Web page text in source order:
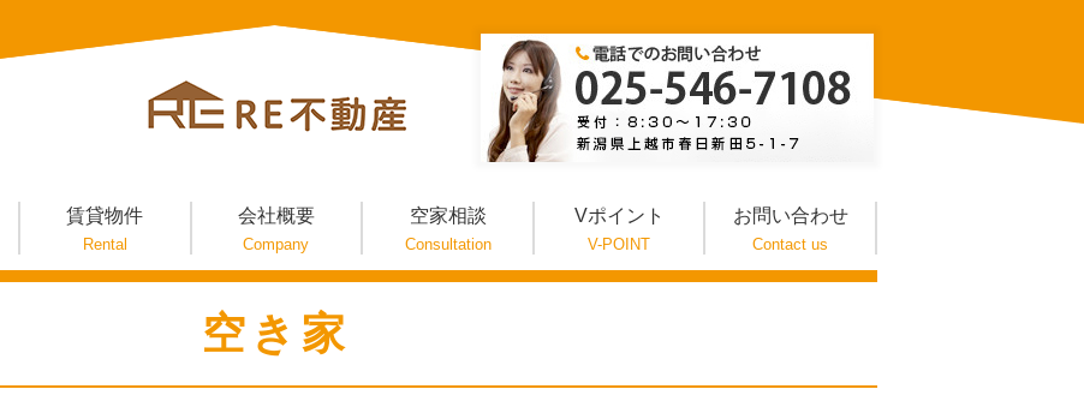
賃貸物件
Rental
会社概要
Company
空家相談
Consultation
Vポイント
V-POINT
お問い合わせ
Contact us
空き家